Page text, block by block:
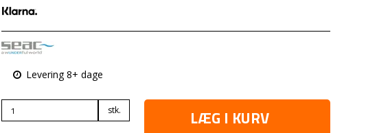
Levering 8+ dage
stk. LÆG I KURV